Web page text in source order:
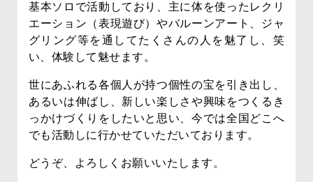
基本ソロで活動しており、主に体を使ったレクリ
エーション（表現遊び）やバルーンアート、ジャ
グリング等を通してたくさんの人を魅了し、笑
い、体験して魅せます。
世にあふれる各個人が持つ個性の宝を引き出し、
あるいは伸ばし、新しい楽しさや興味をつくるき
っかけづくりをしたいと思い、今では全国どこへ
でも活動しに行かせていただいております。
どうぞ、よろしくお願いいたします。